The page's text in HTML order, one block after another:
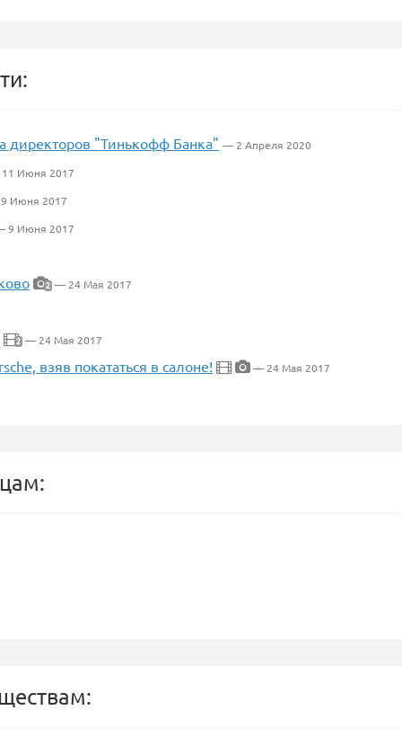
директоров "Тинькофф Банка" — 2 Апреля 2020
Июня 2017
Июня 2017
9 Июня 2017
2 — 24 Мая 2017
2 — 24 Мая 2017
взяв покататься в салоне! — 24 Мая 2017